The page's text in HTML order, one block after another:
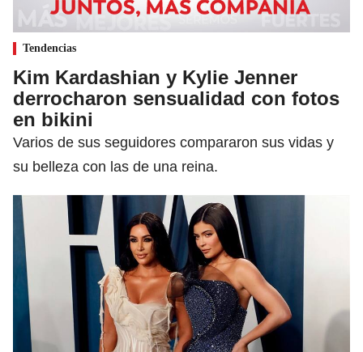
Tendencias
Kim Kardashian y Kylie Jenner
derrocharon sensualidad con fotos
en bikini
Varios de sus seguidores compararon sus vidas y
su belleza con las de una reina.